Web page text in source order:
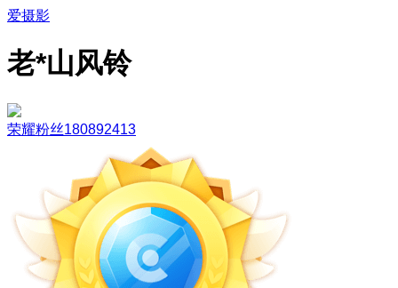
爱摄影
老*山风铃
荣耀粉丝180892413